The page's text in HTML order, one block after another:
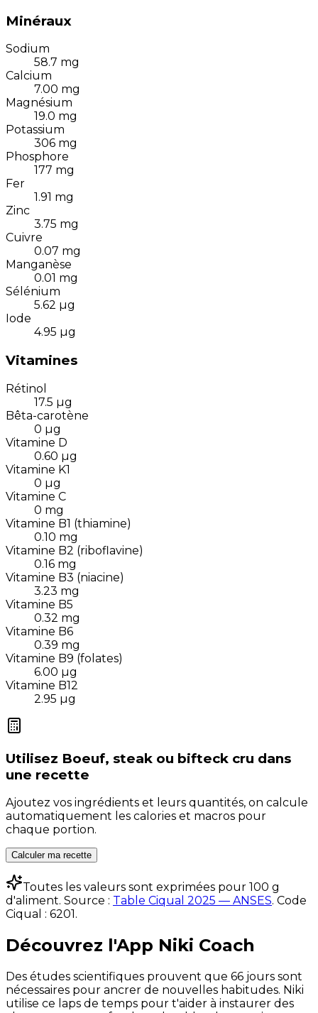
Minéraux
Sodium
58.7 mg
Calcium
7.00 mg
Magnésium
19.0 mg
Potassium
306 mg
Phosphore
177 mg
Fer
1.91 mg
Zinc
3.75 mg
Cuivre
0.07 mg
Manganèse
0.01 mg
Sélénium
5.62 µg
Iode
4.95 µg
Vitamines
Rétinol
17.5 µg
Bêta-carotène
0 µg
Vitamine D
0.60 µg
Vitamine K1
0 µg
Vitamine C
0 mg
Vitamine B1 (thiamine)
0.10 mg
Vitamine B2 (riboflavine)
0.16 mg
Vitamine B3 (niacine)
3.23 mg
Vitamine B5
0.32 mg
Vitamine B6
0.39 mg
Vitamine B9 (folates)
6.00 µg
Vitamine B12
2.95 µg
Utilisez Boeuf, steak ou bifteck cru dans
une recette
Ajoutez vos ingrédients et leurs quantités, on calcule
automatiquement les calories et macros pour
chaque portion.
Calculer ma recette
Toutes les valeurs sont exprimées pour 100 g
d'aliment. Source : Table Ciqual 2025 — ANSES. Code
Ciqual : 6201 .
Découvrez l'App Niki Coach
Des études scientifiques prouvent que 66 jours sont
nécessaires pour ancrer de nouvelles habitudes. Niki
utilise ce laps de temps pour t'aider à instaurer des